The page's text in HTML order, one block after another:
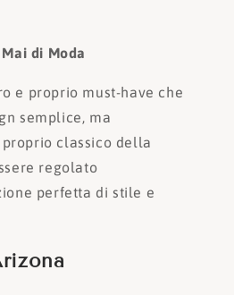
di Moda
e proprio must-have che
semplice, ma
classico della
regolato
perfetta di stile e